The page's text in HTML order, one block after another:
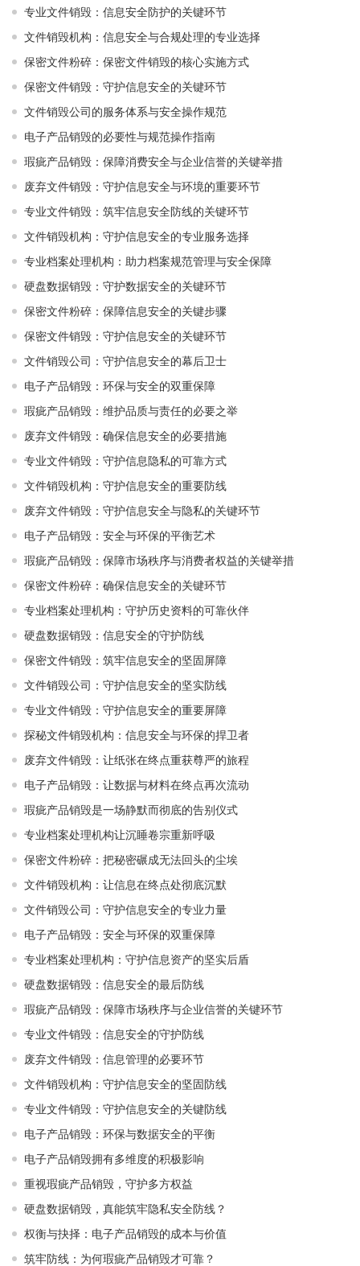
专业文件销毁：信息安全防护的关键环节
文件销毁机构：信息安全与合规处理的专业选择
保密文件粉碎：保密文件销毁的核心实施方式
保密文件销毁：守护信息安全的关键环节
文件销毁公司的服务体系与安全操作规范
电子产品销毁的必要性与规范操作指南
瑕疵产品销毁：保障消费安全与企业信誉的关键举措
废弃文件销毁：守护信息安全与环境的重要环节
专业文件销毁：筑牢信息安全防线的关键环节
文件销毁机构：守护信息安全的专业服务选择
专业档案处理机构：助力档案规范管理与安全保障
硬盘数据销毁：守护数据安全的关键环节
保密文件粉碎：保障信息安全的关键步骤
保密文件销毁：守护信息安全的关键环节
文件销毁公司：守护信息安全的幕后卫士
电子产品销毁：环保与安全的双重保障
瑕疵产品销毁：维护品质与责任的必要之举
废弃文件销毁：确保信息安全的必要措施
专业文件销毁：守护信息隐私的可靠方式
文件销毁机构：守护信息安全的重要防线
废弃文件销毁：守护信息安全与隐私的关键环节
电子产品销毁：安全与环保的平衡艺术
瑕疵产品销毁：保障市场秩序与消费者权益的关键举措
保密文件粉碎：确保信息安全的关键环节
专业档案处理机构：守护历史资料的可靠伙伴
硬盘数据销毁：信息安全的守护防线
保密文件销毁：筑牢信息安全的坚固屏障
文件销毁公司：守护信息安全的坚实防线
专业文件销毁：守护信息安全的重要屏障
探秘文件销毁机构：信息安全与环保的捍卫者
废弃文件销毁：让纸张在终点重获尊严的旅程
电子产品销毁：让数据与材料在终点再次流动
瑕疵产品销毁是一场静默而彻底的告别仪式
专业档案处理机构让沉睡卷宗重新呼吸
保密文件粉碎：把秘密碾成无法回头的尘埃
文件销毁机构：让信息在终点处彻底沉默
文件销毁公司：守护信息安全的专业力量
电子产品销毁：安全与环保的双重保障
专业档案处理机构：守护信息资产的坚实后盾
硬盘数据销毁：信息安全的最后防线
瑕疵产品销毁：保障市场秩序与企业信誉的关键环节
专业文件销毁：信息安全的守护防线
废弃文件销毁：信息管理的必要环节
文件销毁机构：守护信息安全的坚固防线
专业文件销毁：守护信息安全的关键防线
电子产品销毁：环保与数据安全的平衡
电子产品销毁拥有多维度的积极影响
重视瑕疵产品销毁，守护多方权益
硬盘数据销毁，真能筑牢隐私安全防线？
权衡与抉择：电子产品销毁的成本与价值
筑牢防线：为何瑕疵产品销毁才可靠？